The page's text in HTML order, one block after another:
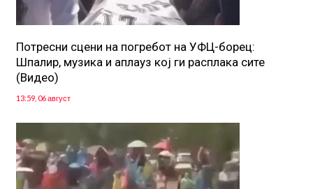
Потресни сцени на погребот на УФЦ-борец:
Шпалир, музика и аплауз кој ги расплака сите
(Видео)
13:59, 06 август